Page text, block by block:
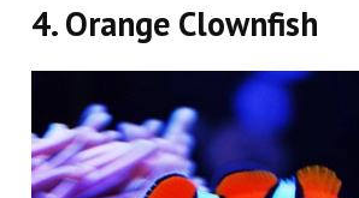
4. Orange Clownfish